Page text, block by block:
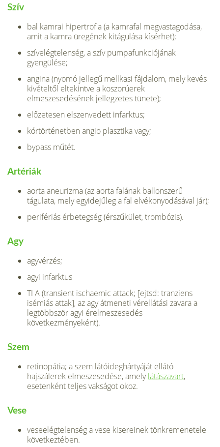
Szív
bal kamrai hipertrofia (a kamrafal megvastagodása,
amit a kamra üregének kitágulása kísérhet);
szívelégtelenség, a szív pumpafunkciójának
gyengülése;
angina (nyomó jellegű mellkasi fájdalom, mely kevés
kivételtől eltekintve a koszorúerek
elmeszesedésének jellegzetes tünete);
előzetesen elszenvedett infarktus;
kórtörténetben angio plasztika vagy;
bypass műtét.
Artériák
aorta aneurizma (az aorta falának ballonszerű
tágulata, mely egyidejűleg a fal elvékonyodásával jár);
perifériás érbetegség (érszűkület, trombózis).
Agy
agyvérzés;
agyi infarktus
TI A (transient ischaemic attack; [ejtsd: tranziens
isémiás attak], az agy átmeneti vérellátási zavara a
legtöbbször agyi érelmeszesedés
következményeként).
Szem
retinopátia; a szem látóideghártyáját ellátó
hajszálerek elmeszesedése, amelylátászavart,
esetenként teljes vakságot okoz.
Vese
veseelégtelenség a vese kisereinek tönkremenetele
következtében.